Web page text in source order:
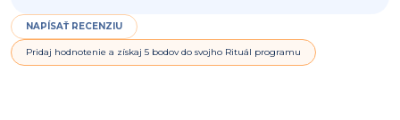
NAPÍSAŤ RECENZIU
Pridaj hodnotenie a získaj 5 bodov do svojho Rituál programu